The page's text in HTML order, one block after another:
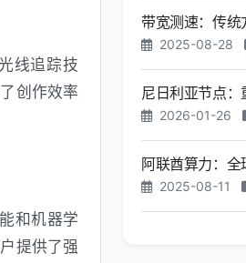
线追踪技
创作效率
和机器学
提供了强
带宽测速：传统
2025-08-28
尼日利亚节点
2026-01-26
阿联酋算力：全
2025-08-11